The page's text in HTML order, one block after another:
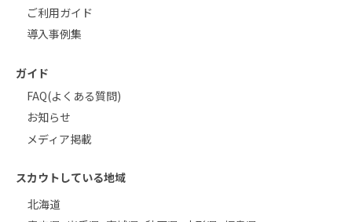
ご利用ガイド
導入事例集
ガイド
FAQ(よくある質問)
お知らせ
メディア掲載
スカウトしている地域
北海道